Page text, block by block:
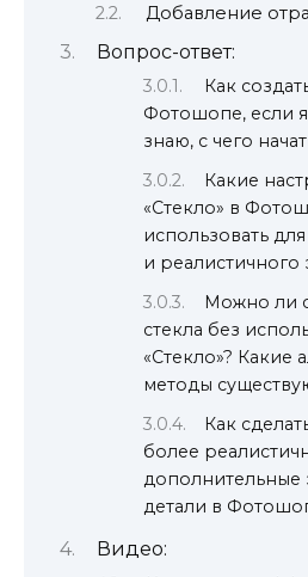
Добавление
Вопрос-ответ:
Как
Фотошопе, если
знаю, с чего
Какие
«Стекло» в
использовать
и реалистичного
Можно ли
стекла без
«Стекло»? Какие
методы
Как
более
дополнительные
детали в
Видео: